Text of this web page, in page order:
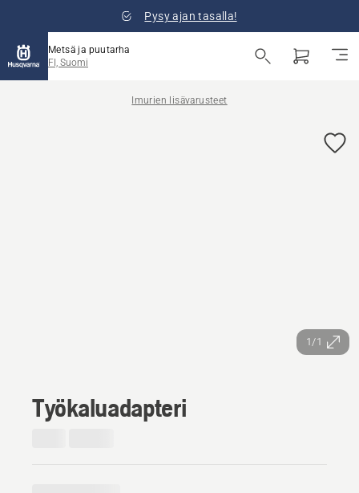
Pysy ajan tasalla!
Metsä ja puutarha
FI, Suomi
Imurien lisävarusteet
1/1
Työkaluadapteri